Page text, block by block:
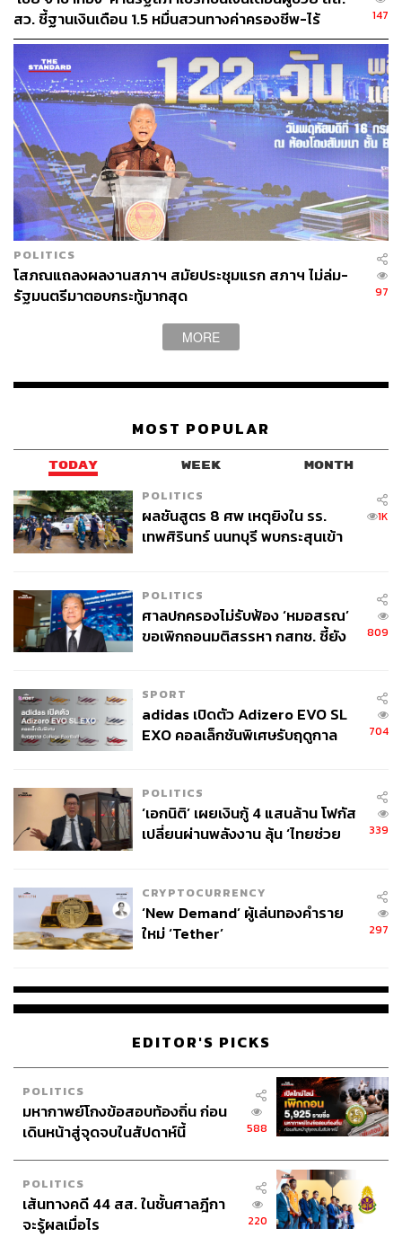
สว. ชี้ฐานเงินเดือน 1.5 หมื่นสวนทางค่าครองชีพ-ไร้
สวัสดิการ
147
POLITICS
โสภณแถลงผลงานสภาฯ สมัยประชุมแรก สภาฯ ไม่ล่ม-
รัฐมนตรีมาตอบกระทู้มากสุด
97
MORE
MOST POPULAR
TODAY WEEK MONTH
POLITICS
ผลชันสูตร 8 ศพ เหตุยิงใน รร.
เทพศิรินทร์ นนทบุรี พบกระสุนเข้า
1K
POLITICS
ศาลปกครองไม่รับฟ้อง ‘หมอสรณ’
ขอเพิกถอนมติสรรหา กสทช. ชี้ยัง
809
SPORT
adidas เปิดตัว Adizero EVO SL
EXO คอลเล็กชันพิเศษรับฤดูกาล
704
POLITICS
‘เอกนิติ’ เผยเงินกู้ 4 แสนล้าน โฟกัส
เปลี่ยนผ่านพลังงาน ลุ้น ‘ไทยช่วย
339
CRYPTOCURRENCY
‘New Demand’ ผู้เล่นทองคำราย
ใหม่ ‘Tether’
297
EDITOR'S PICKS
POLITICS
มหากาพย์โกงข้อสอบท้องถิ่น ก่อน
เดินหน้าสู่จุดจบในสัปดาห์นี้
588
POLITICS
เส้นทางคดี 44 สส. ในชั้นศาลฎีกา
จะรู้ผลเมื่อไร
220